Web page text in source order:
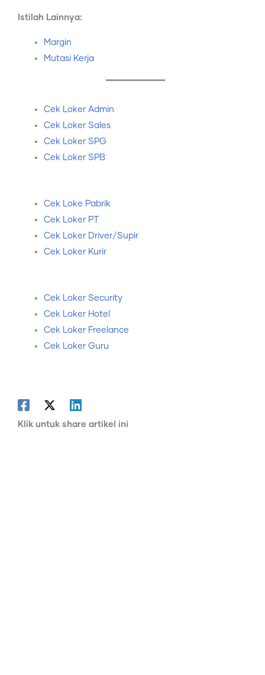
Istilah Lainnya:
Margin
Mutasi Kerja
Cek Loker Admin
Cek Loker Sales
Cek Loker SPG
Cek Loker SPB
Cek Loke Pabrik
Cek Loker PT
Cek Loker Driver/Supir
Cek Loker Kurir
Cek Loker Security
Cek Loker Hotel
Cek Loker Freelance
Cek Loker Guru
Klik untuk share artikel ini